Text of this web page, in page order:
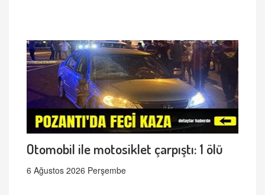
Otomobil ile motosiklet çarpıştı: 1 ölü
6 Ağustos 2026 Perşembe